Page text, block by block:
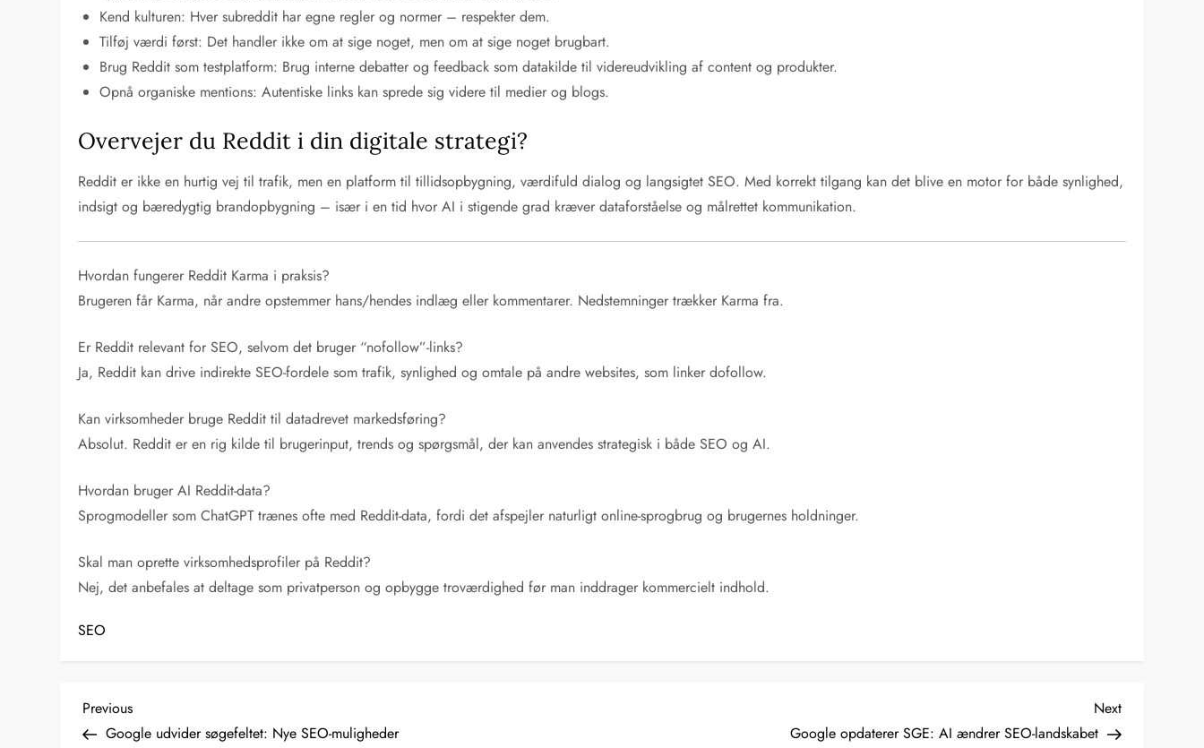
Kend kulturen: Hver subreddit har egne regler og normer – respekter dem.
Tilføj værdi først: Det handler ikke om at sige noget, men om at sige noget brugbart.
Brug Reddit som testplatform: Brug interne debatter og feedback som datakilde til videreudvikling af content og produkter.
Opnå organiske mentions: Autentiske links kan sprede sig videre til medier og blogs.
Overvejer du Reddit i din digitale strategi?
Reddit er ikke en hurtig vej til trafik, men en platform til tillidsopbygning, værdifuld dialog og langsigtet SEO. Med korrekt tilgang kan det blive en motor for både synlighed,
indsigt og bæredygtig brandopbygning – især i en tid hvor AI i stigende grad kræver dataforståelse og målrettet kommunikation.
Hvordan fungerer Reddit Karma i praksis?
Brugeren får Karma, når andre opstemmer hans/hendes indlæg eller kommentarer. Nedstemninger trækker Karma fra.
Er Reddit relevant for SEO, selvom det bruger “nofollow”-links?
Ja, Reddit kan drive indirekte SEO-fordele som trafik, synlighed og omtale på andre websites, som linker dofollow.
Kan virksomheder bruge Reddit til datadrevet markedsføring?
Absolut. Reddit er en rig kilde til brugerinput, trends og spørgsmål, der kan anvendes strategisk i både SEO og AI.
Hvordan bruger AI Reddit-data?
Sprogmodeller som ChatGPT trænes ofte med Reddit-data, fordi det afspejler naturligt online-sprogbrug og brugernes holdninger.
Skal man oprette virksomhedsprofiler på Reddit?
Nej, det anbefales at deltage som privatperson og opbygge troværdighed før man inddrager kommercielt indhold.
SEO
I
n
Previous
Post
Previous
Google udvider søgefeltet: Nye SEO-muligheder
Next
Post
Next
Google opdaterer SGE: AI ændrer SEO-landskabet